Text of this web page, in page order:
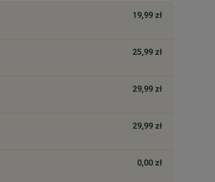
19,99 zł
25,99 zł
29,99 zł
29,99 zł
0,00 zł